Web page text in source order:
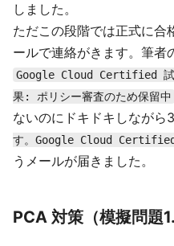
しました。
ただこの段階では正式に合
ールで連絡がきます。筆
Google Cloud Certified 試
果: ポリシー審査のため保留中
ないのにドキドキしながら
す。Google Cloud Certified
うメールが届きました。
PCA 対策（模擬問題